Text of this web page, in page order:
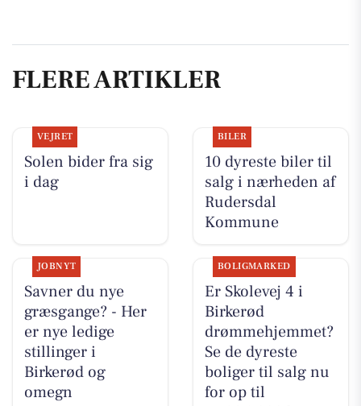
FLERE ARTIKLER
VEJRET
Solen bider fra sig
i dag
BILER
10 dyreste biler til
salg i nærheden af
Rudersdal
Kommune
JOBNYT
Savner du nye
græsgange? - Her
er nye ledige
stillinger i
Birkerød og
omegn
BOLIGMARKED
Er Skolevej 4 i
Birkerød
drømmehjemmet?
Se de dyreste
boliger til salg nu
for op til